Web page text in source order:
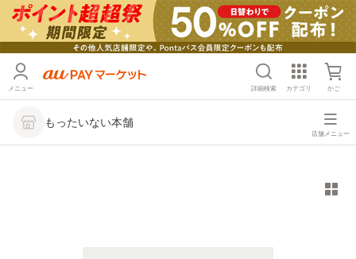
メニュー 詳細検索 カテゴリ かご
もったいない本舗
店舗メニュー